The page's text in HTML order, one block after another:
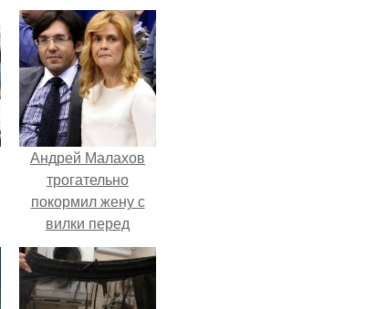
Андрей Малахов
трогательно
покормил жену с
вилки перед
камерой, вызвав
умиление у
поклонников.